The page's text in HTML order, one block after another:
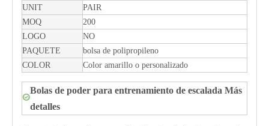
UNIT
PAIR
MOQ
200
LOGO
NO
PAQUETE
bolsa de polipropileno
COLOR
Color amarillo o personalizado
Bolas de poder para entrenamiento de escalada Más
detalles